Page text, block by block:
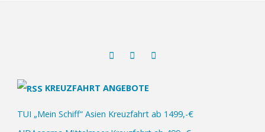
Diadema
ab
KREUZFAHRT ANGEBOTE
TUI „Mein Schiff“ Asien Kreuzfahrt ab 1499,-€